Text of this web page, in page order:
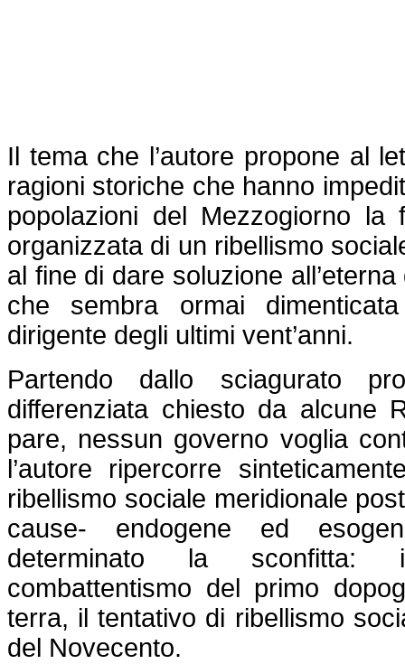
Il tema che l’autore propone al
ragioni storiche che hanno
popolazioni del Mezzogiorno la
organizzata di un ribellismo
al fine di dare soluzione
che sembra ormai
dirigente degli ultimi vent’anni.
Partendo dallo sciagurato
differenziata chiesto da alcune
pare, nessun governo voglia
l’autore ripercorre
ribellismo sociale meridionale
cause- endogene ed
determinato la sconfitta:
combattentismo del primo
terra, il tentativo di ribellismo
del Novecento.